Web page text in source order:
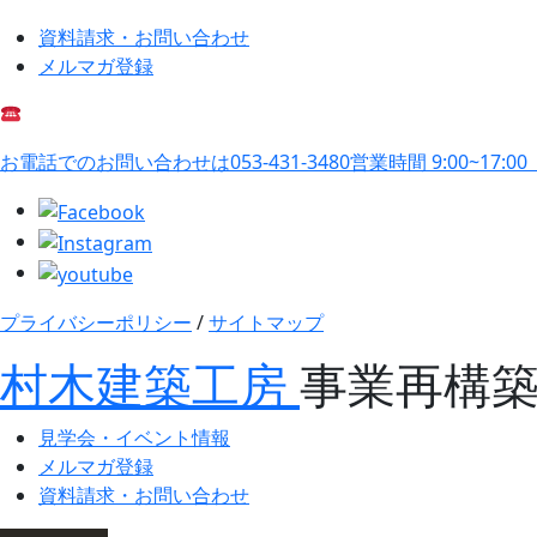
資料請求・お問い合わせ
メルマガ登録
お電話でのお問い合わせは053-431-3480営業時間 9:00~17:00
プライバシーポリシー /サイトマップ
村木建築工房 事業再構築
見学会・イベント情報
メルマガ登録
資料請求・お問い合わせ